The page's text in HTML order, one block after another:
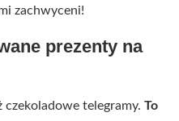
zachwyceni!
prezenty na
czekoladowe telegramy. To